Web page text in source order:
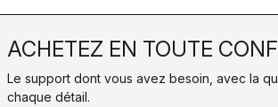
ACHETEZ EN TOUTE
Le support dont vous avez besoin, avec la
chaque détail.